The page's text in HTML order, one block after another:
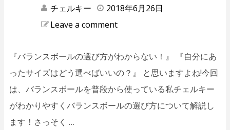
チェルキー
2018年6月26日
Leave a comment
『バランスボールの選び方がわからない！』 『自分にあ
ったサイズはどう選べばいいの？』 と思いますよね!今回
は、バランスボールを普段から使っている私チェルキー
がわかりやすくバランスボールの選び方について解説し
ます！さっそく …